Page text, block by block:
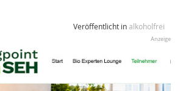
Veröffentlicht inalkoholfrei
Anzeige